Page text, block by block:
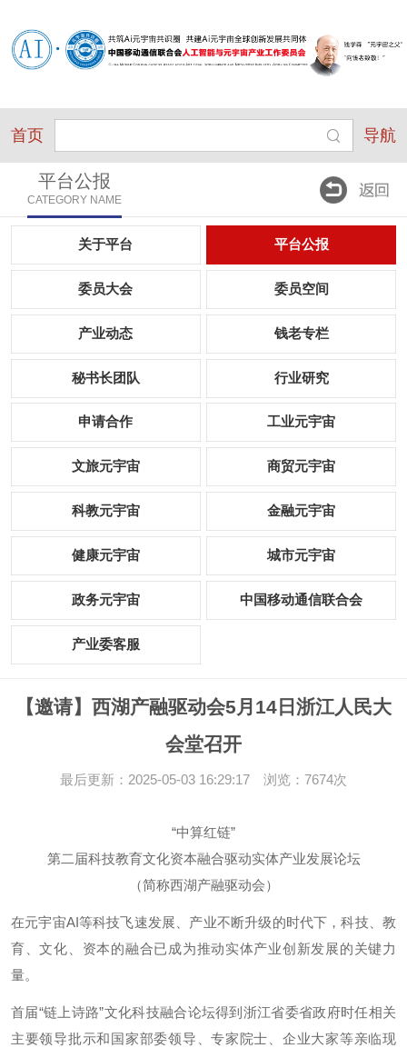
首页 导航
平台公报
CATEGORY NAME
关于平台 平台公报
委员大会 委员空间
产业动态 钱老专栏
秘书长团队 行业研究
申请合作 工业元宇宙
文旅元宇宙 商贸元宇宙
科教元宇宙 金融元宇宙
健康元宇宙 城市元宇宙
政务元宇宙 中国移动通信联合会
产业委客服
【邀请】西湖产融驱动会5月14日浙江人民大
会堂召开
最后更新：2025-05-03 16:29:17 浏览：7674次
​“中算红链”
第二届科技教育文化资本融合驱动实体产业发展论坛
（简称西湖产融驱动会）
在元宇宙AI等科技飞速发展、产业不断升级的时代下，科技、教
育、文化、资本的融合已成为推动实体产业创新发展的关键力
量。
首届“链上诗路”文化科技融合论坛得到浙江省委省政府时任相关
主要领导批示和国家部委领导、专家院士、企业大家等亲临现